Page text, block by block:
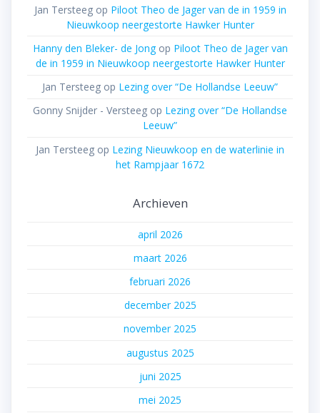
Jan Tersteegop Piloot Theo de Jager van de in 1959 in
Nieuwkoop neergestorte Hawker Hunter
Hanny den Bleker- de Jongop Piloot Theo de Jager van
de in 1959 in Nieuwkoop neergestorte Hawker Hunter
Jan Tersteeg op Lezing over “De Hollandse Leeuw”
Gonny Snijder - Versteeg op Lezing over “De Hollandse
Leeuw”
Jan Tersteeg op Lezing Nieuwkoop en de waterlinie in
het Rampjaar 1672
Archieven
april 2026
maart 2026
februari 2026
december 2025
november 2025
augustus 2025
juni 2025
mei 2025